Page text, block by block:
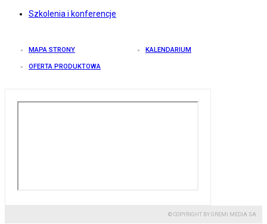
Szkolenia i konferencje
MAPA STRONY KALENDARIUM
OFERTA PRODUKTOWA
© COPYRIGHT BY GREMI MEDIA SA